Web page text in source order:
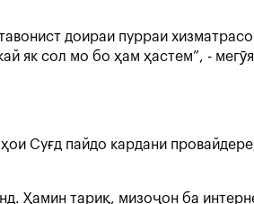
доираи пурраи
як сол мо бо ҳам ҳастем”, -
Суғд пайдо кардани
Ҳамин тариқ, мизоҷон ба